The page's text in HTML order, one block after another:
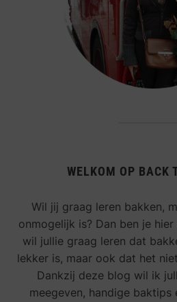
WELKOM OP BACK
Wil jij graag leren bakken,
onmogelijk is? Dan ben je
wil jullie graag leren dat
lekker is, maar ook dat het
Dankzij deze blog wil ik
meegeven, handige baktips